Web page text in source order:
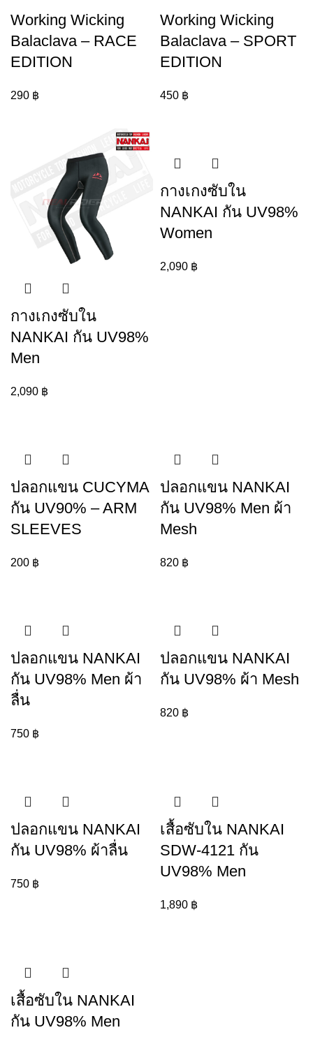
Working Wicking
Balaclava – RACE
EDITION
290 ฿
Working Wicking
Balaclava – SPORT
EDITION
450 ฿
กางเกงซับใน
NANKAI กัน UV98%
Men
2,090 ฿
กางเกงซับใน
NANKAI กัน UV98%
Women
2,090 ฿
ปลอกแขน CUCYMA
กัน UV90% – ARM
SLEEVES
200 ฿
ปลอกแขน NANKAI
กัน UV98% Men ผ้า
Mesh
820 ฿
ปลอกแขน NANKAI
กัน UV98% Men ผ้า
ลื่น
750 ฿
ปลอกแขน NANKAI
กัน UV98% ผ้า Mesh
820 ฿
ปลอกแขน NANKAI
กัน UV98% ผ้าลื่น
750 ฿
เสื้อซับใน NANKAI
SDW-4121 กัน
UV98% Men
1,890 ฿
เสื้อซับใน NANKAI
กัน UV98% Men